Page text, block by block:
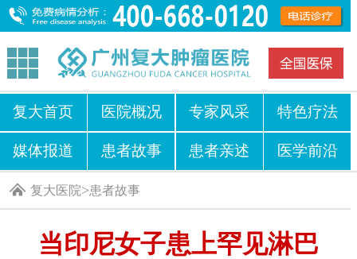
复大首页 医院概况 专家风采 特色疗法
媒体报道 患者故事 患者亲述 医学前沿
复大医院>患者故事
当印尼女子患上罕见淋巴